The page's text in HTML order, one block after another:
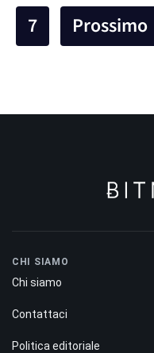
7
Prossimo
CHI SIAMO
Chi siamo
Contattaci
Politica editoriale